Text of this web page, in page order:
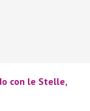
con le Stelle,